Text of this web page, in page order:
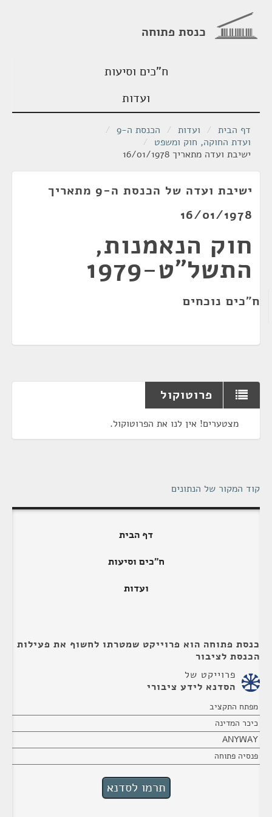
כנסת פתוחה
ח"כים וסיעות
ועדות
דף הבית / ועדות / הכנסת ה-9
/
ועדת החוקה, חוק ומשפט /
ישיבת ועדה מתאריך 16/01/1978
ישיבת ועדה של הכנסת ה-9 מתאריך
16/01/1978
חוק הנאמנות,
התשל"ט-1979
ח"כים נוכחים
פרוטוקול
מצטערים! אין לנו את הפרוטוקול.
קוד המקור של הנתונים
דף הבית
ח"כים וסיעות
ועדות
כנסת פתוחה הוא פרוייקט שמטרתו לחשוף את פעילות
הכנסת לציבור
פרוייקט של
הסדנא לידע ציבורי
מפתח התקציב
כיכר המדינה
ANYWAY
פנסיה פתוחה